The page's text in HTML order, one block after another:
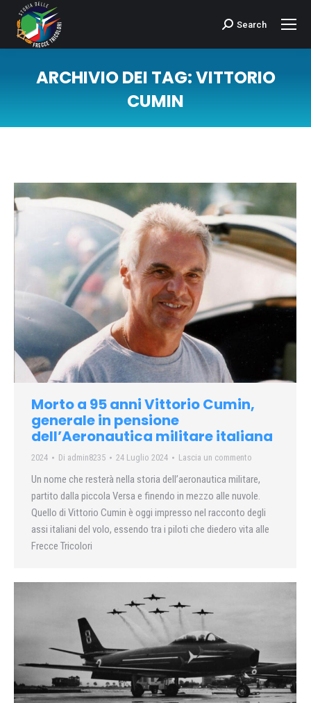
Cerca:Search
ARCHIVIO DEI TAG:VITTORIO
CUMIN
Morto a 95 anni Vittorio Cumin,
generale in pensione
dell’Aeronautica militare italiana
2024 Di admin8235 24 Luglio 2024 Lascia un commento
Un nome che resterà nella storia dell’aeronautica militare,
partito dalla piccola Versa e finendo in mezzo alle nuvole.
Quello di Vittorio Cumin è oggi impresso nel racconto degli
assi italiani del volo, essendo tra i piloti che diedero vita alle
Frecce Tricolori